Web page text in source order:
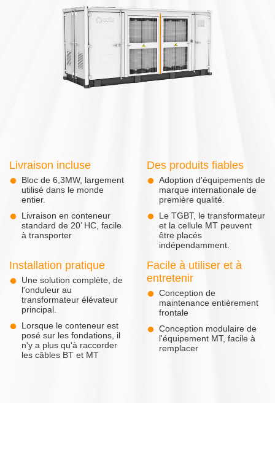
Livraison incluse
Bloc de 6,3MW, largement
utilisé dans le monde
entier.
Livraison en conteneur
standard de 20’ HC, facile
à transporter
Des produits fiables
Adoption d'équipements de
marque internationale de
première qualité.
Le TGBT, le transformateur
et la cellule MT peuvent
être placés
indépendamment.
Installation pratique
Une solution complète, de
l'onduleur au
transformateur élévateur
principal.
Lorsque le conteneur est
posé sur les fondations, il
n'y a plus qu'à raccorder
les câbles BT et MT
Facile à utiliser et à
entretenir
Conception de
maintenance entièrement
frontale
Conception modulaire de
l'équipement MT, facile à
remplacer